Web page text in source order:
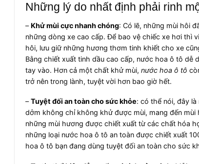
Những lý do nhất định phải rinh
– Khử mùi cực nhanh chóng: Có lẽ, những mùi hôi
những dòng xe cao cấp. Để bao vệ chiếc xe hơi thì
hôi, lưu giữ những hương thơm tinh khiết cho xe
Bằng chiết xuất tinh dầu cao cấp, nước hoa ô tô dễ
tay vào. Hơn cả một chất khử mùi, nước hoa ô tô
trở nên trong lành, tuyệt vời hơn bao giờ hết.
–Tuyệt đối an toàn cho sức khỏe: có thể nói, đây
dởm không chỉ không khử được mùi, mang đến
những mùi hương được chiết xuất từ các chất hóa
những loại nước hoa ô tô an toàn được chiết xuất
hoa ô tô bạn đang dùng tuyệt đối an toàn cho sức